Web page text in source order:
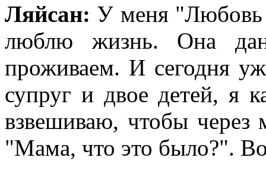
Ляйсан: У меня
люблю жизнь. Она
проживаем. И сегодня
супруг и двое детей, я
взвешиваю, чтобы через
"Мама, что это было?".